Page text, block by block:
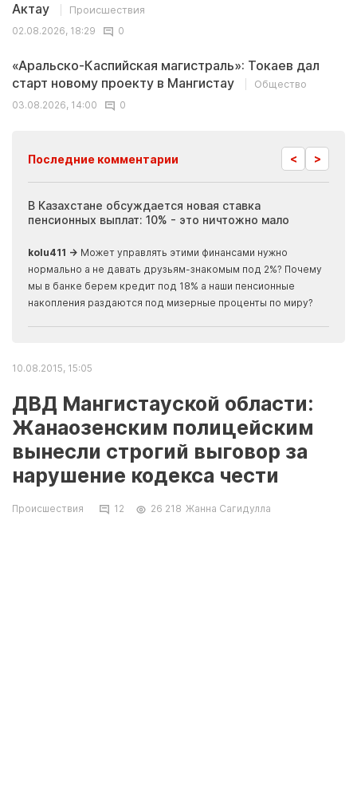
Актау
Происшествия
02.08.2026, 18:29
0
«Аральско-Каспийская магистраль»: Токаев дал
старт новому проекту в Мангистау
Общество
03.08.2026, 14:00
0
Последние комментарии < >
В Казахстане обсуждается новая ставка
пенсионных выплат: 10% - это ничтожно мало
kolu411 → Может управлять этими финансами нужно
нормально а не давать друзьям-знакомым под 2%? Почему
мы в банке берем кредит под 18% а наши пенсионные
накопления раздаются под мизерные проценты по миру?
10.08.2015, 15:05
ДВД Мангистауской области:
Жанаозенским полицейским
вынесли строгий выговор за
нарушение кодекса чести
Происшествия 12 26 218 Жанна Сагидулла